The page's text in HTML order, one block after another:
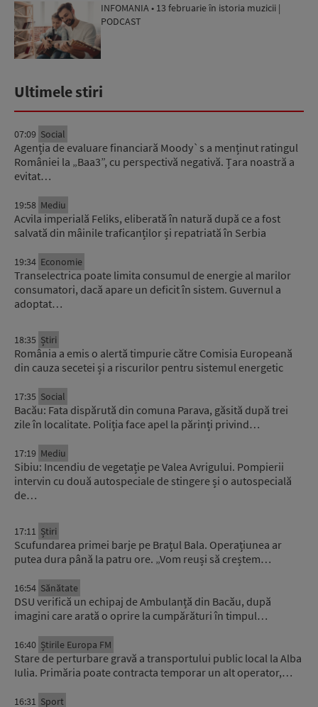
INFOMANIA • 13 februarie în istoria muzicii |
PODCAST
Ultimele stiri
07:09 Social
Agenția de evaluare financiară Moody`s a menținut ratingul
României la „Baa3”, cu perspectivă negativă. Țara noastră a
evitat…
19:58 Mediu
Acvila imperială Feliks, eliberată în natură după ce a fost
salvată din mâinile traficanților și repatriată în Serbia
19:34 Economie
Transelectrica poate limita consumul de energie al marilor
consumatori, dacă apare un deficit în sistem. Guvernul a
adoptat…
18:35 Știri
România a emis o alertă timpurie către Comisia Europeană
din cauza secetei și a riscurilor pentru sistemul energetic
17:35 Social
Bacău: Fata dispărută din comuna Parava, găsită după trei
zile în localitate. Poliția face apel la părinți privind…
17:19 Mediu
Sibiu: Incendiu de vegetație pe Valea Avrigului. Pompierii
intervin cu două autospeciale de stingere și o autospecială
de…
17:11 Știri
Scufundarea primei barje pe Brațul Bala. Operațiunea ar
putea dura până la patru ore. „Vom reuși să creștem…
16:54 Sănătate
DSU verifică un echipaj de Ambulanță din Bacău, după
imagini care arată o oprire la cumpărături în timpul…
16:40 Știrile Europa FM
Stare de perturbare gravă a transportului public local la Alba
Iulia. Primăria poate contracta temporar un alt operator,…
16:31 Sport